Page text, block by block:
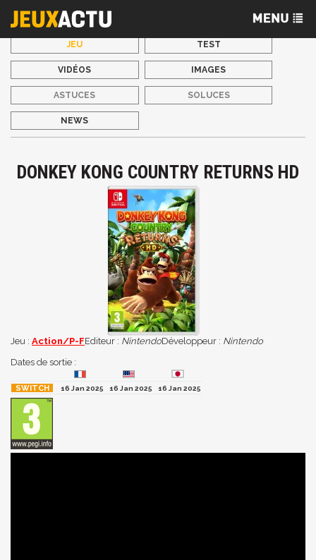
JEU TEST
VIDÉOS IMAGES
ASTUCES SOLUCES
NEWS
DONKEY KONG COUNTRY RETURNS HD
Jeu : Action/P-FEditeur : NintendoDéveloppeur : Nintendo
Dates de sortie :
16 Jan 2025 16 Jan 2025 16 Jan 2025